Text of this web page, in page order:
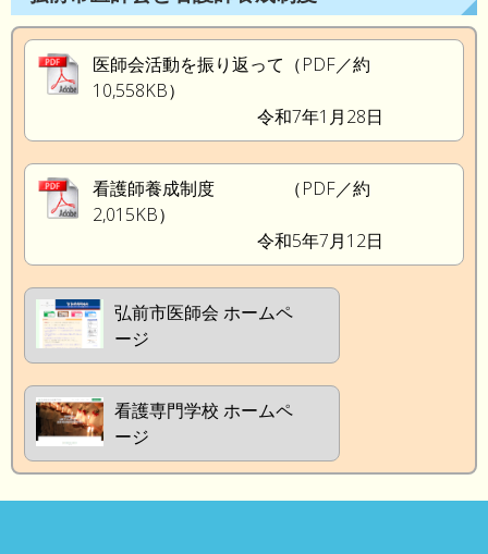
医師会活動を振り返って（PDF／約
10,558KB）
令和7年1月28日
看護師養成制度 （PDF／約
2,015KB）
令和5年7月12日
弘前市医師会 ホームペ
ージ
看護専門学校 ホームペ
ージ